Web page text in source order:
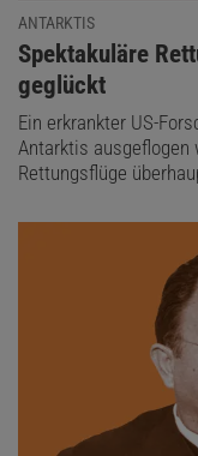
ANTARKTIS
:
Spektakuläre
geglückt
Ein erkrankter US-
Antarktis
Rettungsflüge